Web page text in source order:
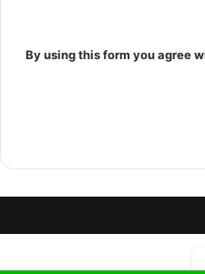
By using this form you agree